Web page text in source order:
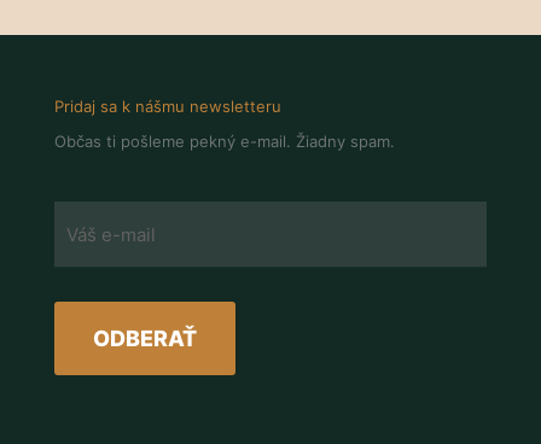
Pridaj sa k nášmu newsletteru
Občas ti pošleme pekný e-mail. Žiadny spam.